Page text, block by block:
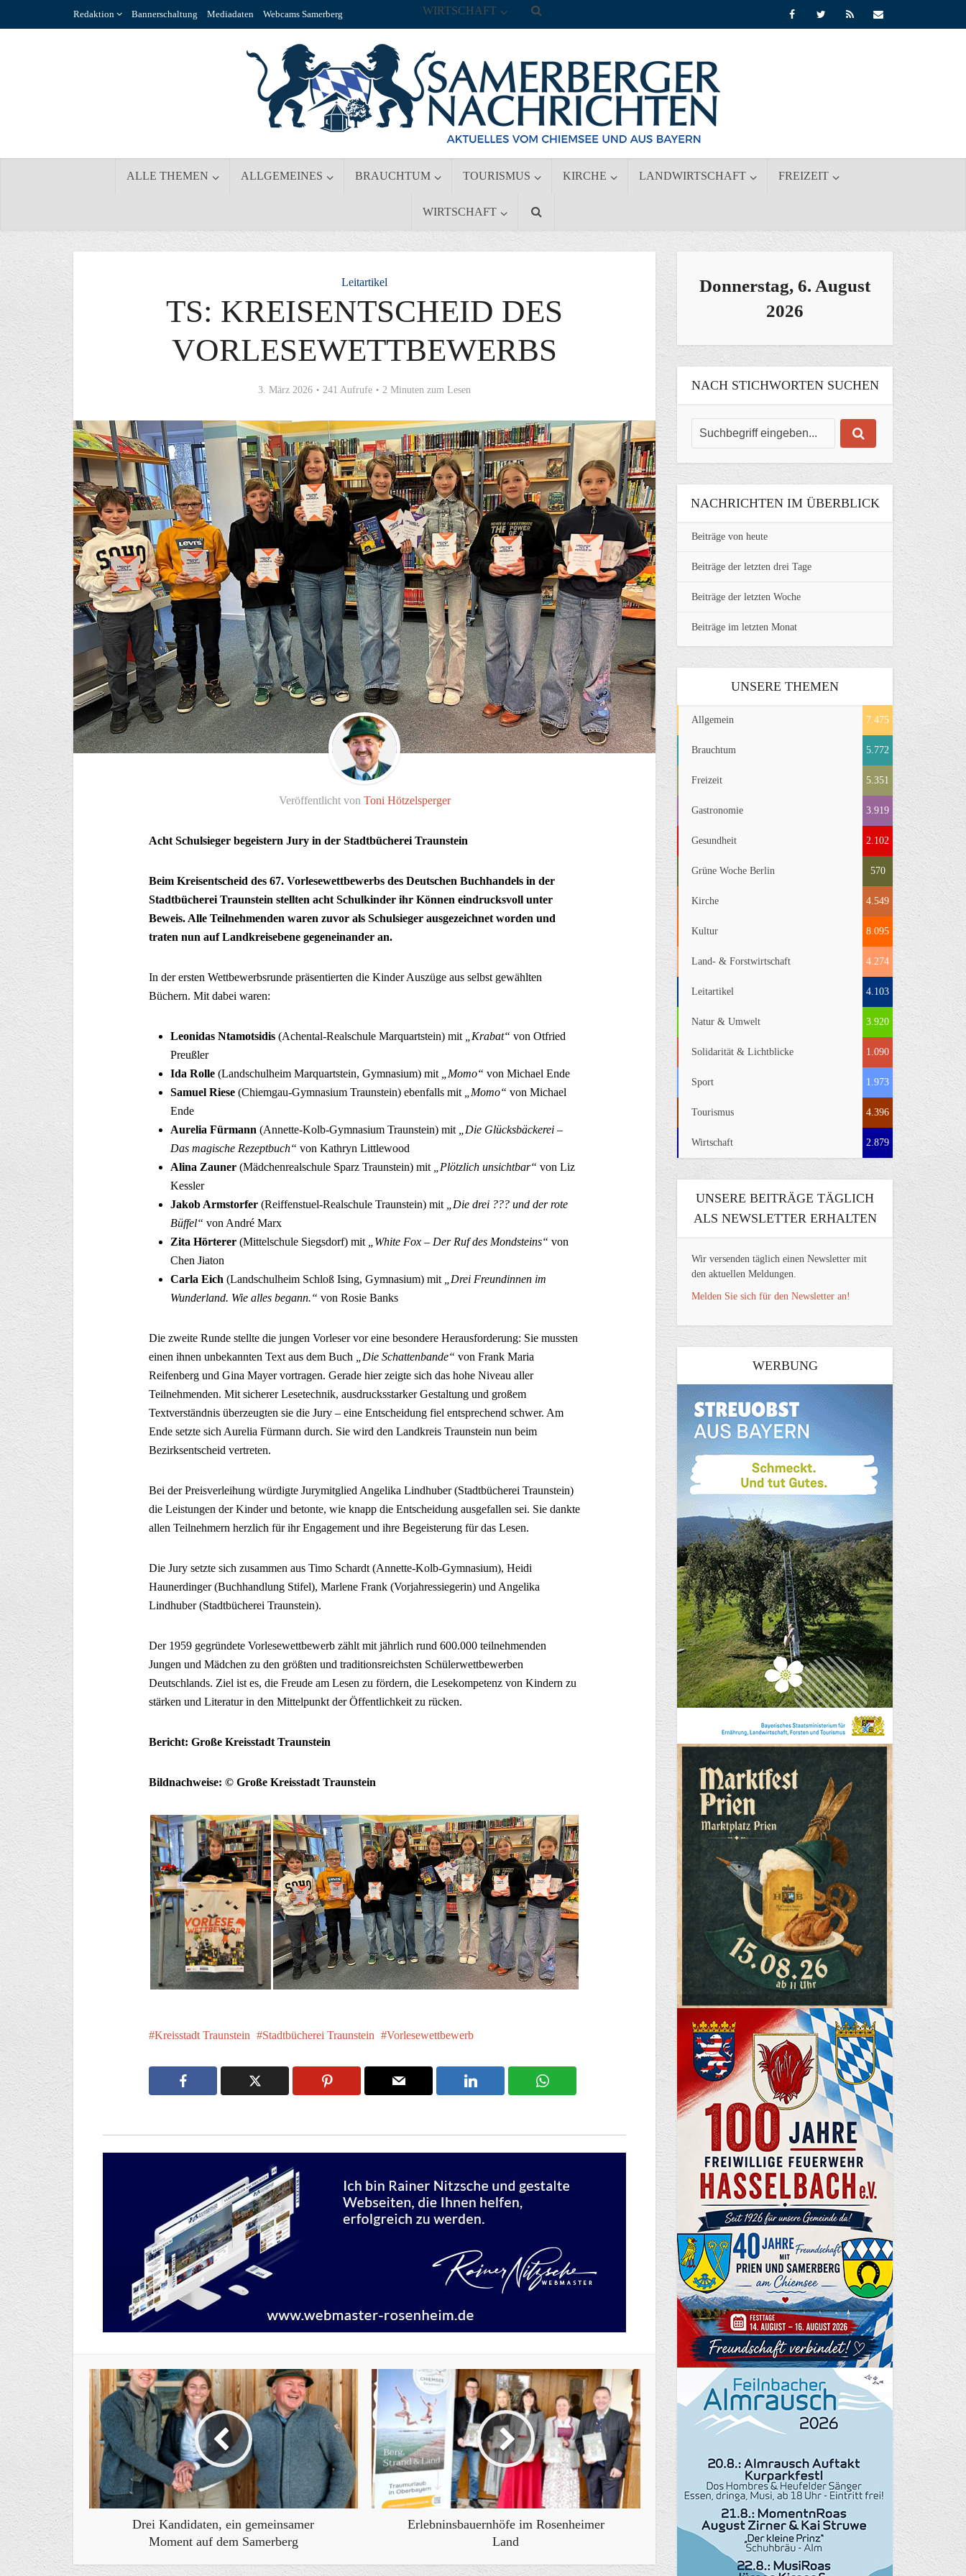
Redaktion Bannerschaltung Mediadaten Webcams Samerberg
ALLE THEMEN ALLGEMEINES BRAUCHTUM TOURISMUS KIRCHE LANDWIRTSCHAFT FREIZEIT
WIRTSCHAFT
WIRTSCHAFT
Leitartikel
TS: KREISENTSCHEID DES
VORLESEWETTBEWERBS
3. März 2026 241 Aufrufe 2 Minuten zum Lesen
Veröffentlicht von Toni Hötzelsperger
Acht Schulsieger begeistern Jury in der Stadtbücherei Traunstein
Beim Kreisentscheid des 67. Vorlesewettbewerbs des Deutschen Buchhandels in der
Stadtbücherei Traunstein stellten acht Schulkinder ihr Können eindrucksvoll unter
Beweis. Alle Teilnehmenden waren zuvor als Schulsieger ausgezeichnet worden und
traten nun auf Landkreisebene gegeneinander an.
In der ersten Wettbewerbsrunde präsentierten die Kinder Auszüge aus selbst gewählten
Büchern. Mit dabei waren:
Leonidas Ntamotsidis (Achental-Realschule Marquartstein) mit „Krabat“ von Otfried
Preußler
Ida Rolle (Landschulheim Marquartstein, Gymnasium) mit „Momo“ von Michael Ende
Samuel Riese (Chiemgau-Gymnasium Traunstein) ebenfalls mit „Momo“ von Michael
Ende
Aurelia Fürmann (Annette-Kolb-Gymnasium Traunstein) mit
„Die Glücksbäckerei –
Das magische Rezeptbuch“ von Kathryn Littlewood
Alina Zauner (Mädchenrealschule Sparz Traunstein) mit „Plötzlich unsichtbar“ von Liz
Kessler
Jakob Armstorfer (Reiffenstuel-Realschule Traunstein) mit
„Die drei ??? und der rote
Büffel“ von André Marx
Zita Hörterer (Mittelschule Siegsdorf) mit „White Fox – Der Ruf des Mondsteins“ von
Chen Jiaton
Carla Eich (Landschulheim Schloß Ising, Gymnasium) mit
„Drei Freundinnen im
Wunderland. Wie alles begann.“ von Rosie Banks
Die zweite Runde stellte die jungen Vorleser vor eine besondere Herausforderung: Sie mussten
einen ihnen unbekannten Text aus dem Buch
„Die Schattenbande“ von Frank Maria
Reifenberg und Gina Mayer vortragen. Gerade hier zeigte sich das hohe Niveau aller
Teilnehmenden. Mit sicherer Lesetechnik, ausdrucksstarker Gestaltung und großem
Textverständnis überzeugten sie die Jury – eine Entscheidung fiel entsprechend schwer. Am
Ende setzte sich Aurelia Fürmann durch. Sie wird den Landkreis Traunstein nun beim
Bezirksentscheid vertreten.
Bei der Preisverleihung würdigte Jurymitglied Angelika Lindhuber (Stadtbücherei Traunstein)
die Leistungen der Kinder und betonte, wie knapp die Entscheidung ausgefallen sei. Sie dankte
allen Teilnehmern herzlich für ihr Engagement und ihre Begeisterung für das Lesen.
Die Jury setzte sich zusammen aus Timo Schardt (Annette-Kolb-Gymnasium), Heidi
Haunerdinger (Buchhandlung Stifel), Marlene Frank (Vorjahressiegerin) und Angelika
Lindhuber (Stadtbücherei Traunstein).
Der 1959 gegründete Vorlesewettbewerb zählt mit jährlich rund 600.000 teilnehmenden
Jungen und Mädchen zu den größten und traditionsreichsten Schülerwettbewerben
Deutschlands. Ziel ist es, die Freude am Lesen zu fördern, die Lesekompetenz von Kindern zu
stärken und Literatur in den Mittelpunkt der Öffentlichkeit zu rücken.
Bericht: Große Kreisstadt Traunstein
Bildnachweise: © Große Kreisstadt Traunstein
Kreisstadt Traunstein Stadtbücherei Traunstein Vorlesewettbewerb
Drei Kandidaten, ein gemeinsamer
Moment auf dem Samerberg
Erlebninsbauernhöfe im Rosenheimer
Land
Donnerstag, 6. August
2026
NACH STICHWORTEN SUCHEN
NACHRICHTEN IM ÜBERBLICK
Beiträge von heute
Beiträge der letzten drei Tage
Beiträge der letzten Woche
Beiträge im letzten Monat
UNSERE THEMEN
Allgemein 7.475
Brauchtum 5.772
Freizeit 5.351
Gastronomie 3.919
Gesundheit 2.102
Grüne Woche Berlin 570
Kirche 4.549
Kultur 8.095
Land- & Forstwirtschaft 4.274
Leitartikel 4.103
Natur & Umwelt 3.920
Solidarität & Lichtblicke 1.090
Sport 1.973
Tourismus 4.396
Wirtschaft 2.879
UNSERE BEITRÄGE TÄGLICH
ALS NEWSLETTER ERHALTEN
Wir versenden täglich einen Newsletter mit
den aktuellen Meldungen.
Melden Sie sich für den Newsletter an!
WERBUNG